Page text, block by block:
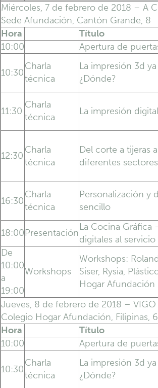
Miércoles, 7 de febrero de 2018 – A
Sede Afundación, Cantón Grande, 8
Hora
Título
10:00
Apertura de
10:30
Charla
técnica
La impresión 3d
¿Dónde?
11:30
Charla
técnica
La impresión
12:30
Charla
técnica
Del corte a tijeras
diferentes
16:30
Charla
técnica
Personalización y
sencillo
18:00Presentación
La Cocina Gráfica
digitales al
De
10:00
a
19:00
Workshops
Workshops:
Siser, Rysia,
Hogar Afundación
Jueves, 8 de febrero de 2018 – VIGO
Colegio Hogar Afundación, Filipinas, 6
Hora
Título
10:00
Apertura de
10:30
Charla
técnica
La impresión 3d
¿Dónde?